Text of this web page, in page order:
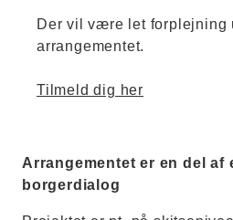
Der vil være let forplejning
arrangementet.
Tilmeld dig her
Arrangementet er en del af
borgerdialog